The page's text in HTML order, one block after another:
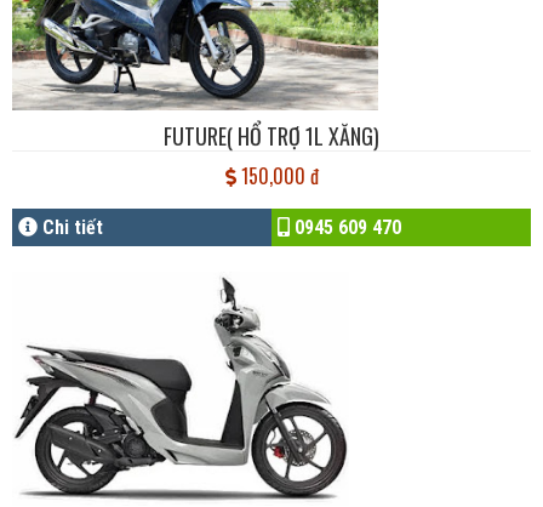
FUTURE( HỔ TRỢ 1L XĂNG)
150,000 đ
Chi tiết 0945 609 470